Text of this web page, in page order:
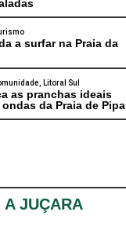
a surfar na Praia da
Litoral Sul
as pranchas ideais
ondas da Praia de Pipa
A JUÇARA